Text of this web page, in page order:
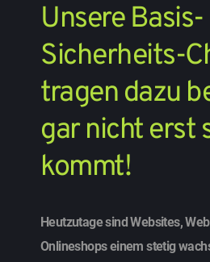
Unsere Basis-
Sicherheits-
tragen dazu
gar nicht erst
kommt!
Heutzutage sind Websites,
Onlineshops einem stetig